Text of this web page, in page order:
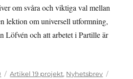
om svåra och viktiga val mellan
lektion om universell utformning,
Löfvén och att arbetet i Partille är
Kategorier
Artikel 19 projekt, Nyhetsbrev